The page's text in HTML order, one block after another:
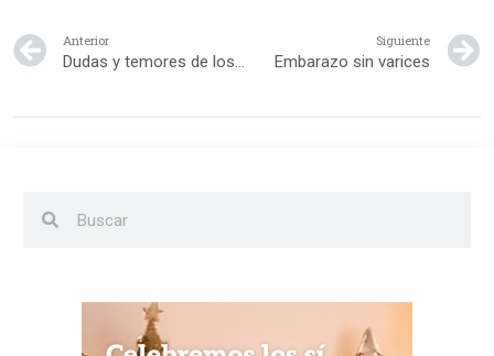
Anterior Siguiente
Embarazo sin varices